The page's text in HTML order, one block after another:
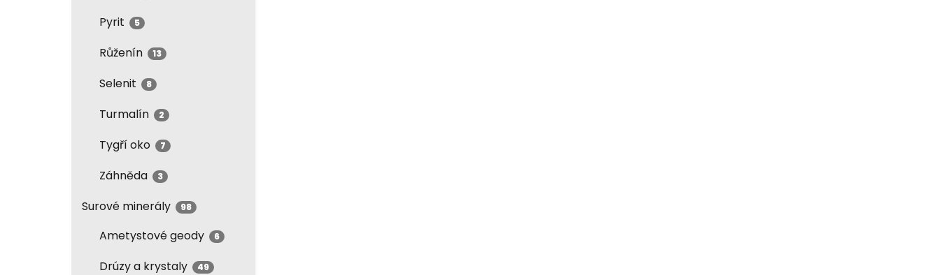
Pyrit 5
Růženín 13
Selenit 8
Turmalín 2
Tygří oko 7
Záhněda 3
Surové minerály 98
Ametystové geody 6
Drúzy a krystaly 49